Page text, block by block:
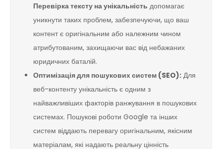
Перевірка тексту на унікальність допомагає
уникнути таких проблем, забезпечуючи, що ваш
контент є оригінальним або належним чином
атрибутованим, захищаючи вас від небажаних
юридичних баталій.
Оптимізація для пошукових систем (SEO): Для
веб-контенту унікальність є одним з
найважливіших факторів ранжування в пошукових
системах. Пошукові роботи Google та інших
систем віддають перевагу оригінальним, якісним
матеріалам, які надають реальну цінність